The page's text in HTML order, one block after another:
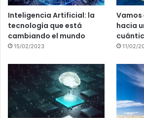
Inteligencia Artificial: la
tecnología que está
cambiando el mundo
15/02/2023
hacia
11/02/